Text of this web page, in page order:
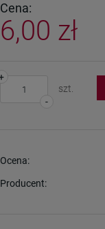
Cena:
6,00 zł
-
szt.
Ocena:
Producent: